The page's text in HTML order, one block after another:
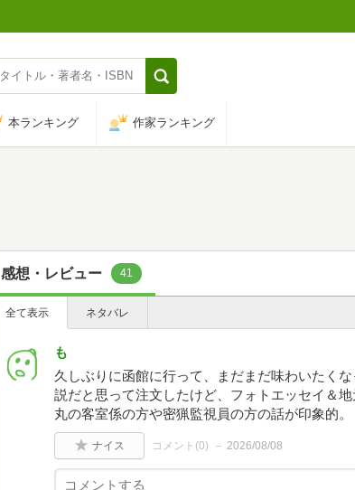
本ランキング 作家ランキング
感想・レビュー 41
全て表示 ネタバレ
も
久しぶりに函館に行って、まだまだ味わいたく
説だと思って注文したけど、フォトエッセイ＆
丸の客室係の方や密猟監視員の方の話が印象的。
ナイス コメント(0) 2026/08/08